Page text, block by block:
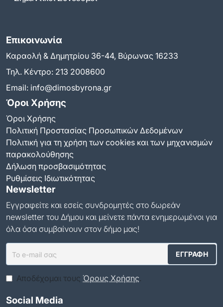
Επικοινωνία
Καραολή & Δημητρίου 36-44, Βύρωνας 16233
Τηλ. Κέντρο: 213 2008600
Email: info@dimosbyrona.gr
Όροι Χρήσης
Όροι Χρήσης
Πολιτική Προστασίας Προσωπικών Δεδομένων
Πολιτική για τη χρήση των cookies και των μηχανισμών
παρακολούθησης
Δήλωση προσβασιμότητας
Ρυθμίσεις Ιδιωτικότητας
Newsletter
Εγγραφείτε και εσείς συνδρομητές στο δωρεάν
newsletter του Δήμου και μείνετε πάντα ενημερωμένοι για
όλα όσα συμβαίνουν στον δήμο μας!
Αποδέχομαι τους Όρους Χρήσης.
Social Media